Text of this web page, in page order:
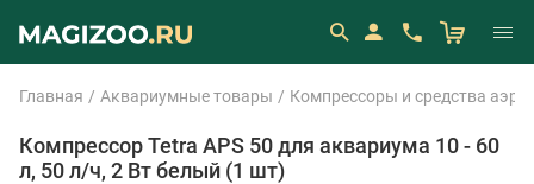
Главная Аквариумные товары Компрессоры и средства
Компрессор Tetra APS 50 для аквариума 10 - 60
л, 50 л/ч, 2 Вт белый (1 шт)